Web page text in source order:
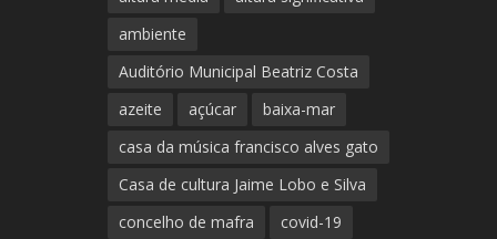
ambiente
Auditório Municipal Beatriz Costa
azeite
açúcar
baixa-mar
casa da música francisco alves gato
Casa de cultura Jaime Lobo e Silva
concelho de mafra
covid-19